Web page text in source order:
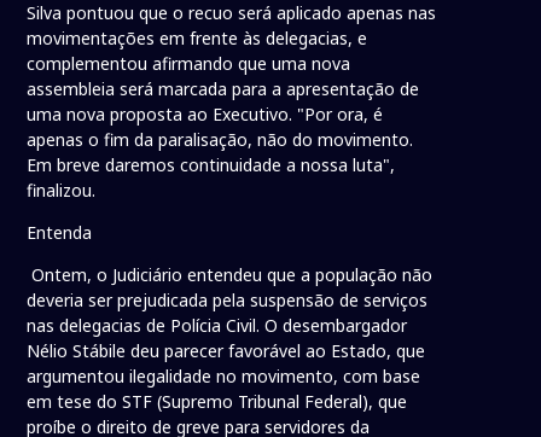
Silva pontuou que o recuo será aplicado apenas nas
movimentações em frente às delegacias, e
complementou afirmando que uma nova
assembleia será marcada para a apresentação de
uma nova proposta ao Executivo. "Por ora, é
apenas o fim da paralisação, não do movimento.
Em breve daremos continuidade a nossa luta",
finalizou.
Entenda
Ontem, o Judiciário entendeu que a população não
deveria ser prejudicada pela suspensão de serviços
nas delegacias de Polícia Civil. O desembargador
Nélio Stábile deu parecer favorável ao Estado, que
argumentou ilegalidade no movimento, com base
em tese do STF (Supremo Tribunal Federal), que
proíbe o direito de greve para servidores da